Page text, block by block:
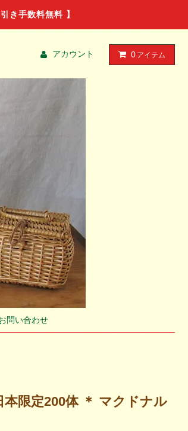
手数料無料 】
アカウント 0 アイテム
問い合わせ
限定200体 ＊ マクドナル